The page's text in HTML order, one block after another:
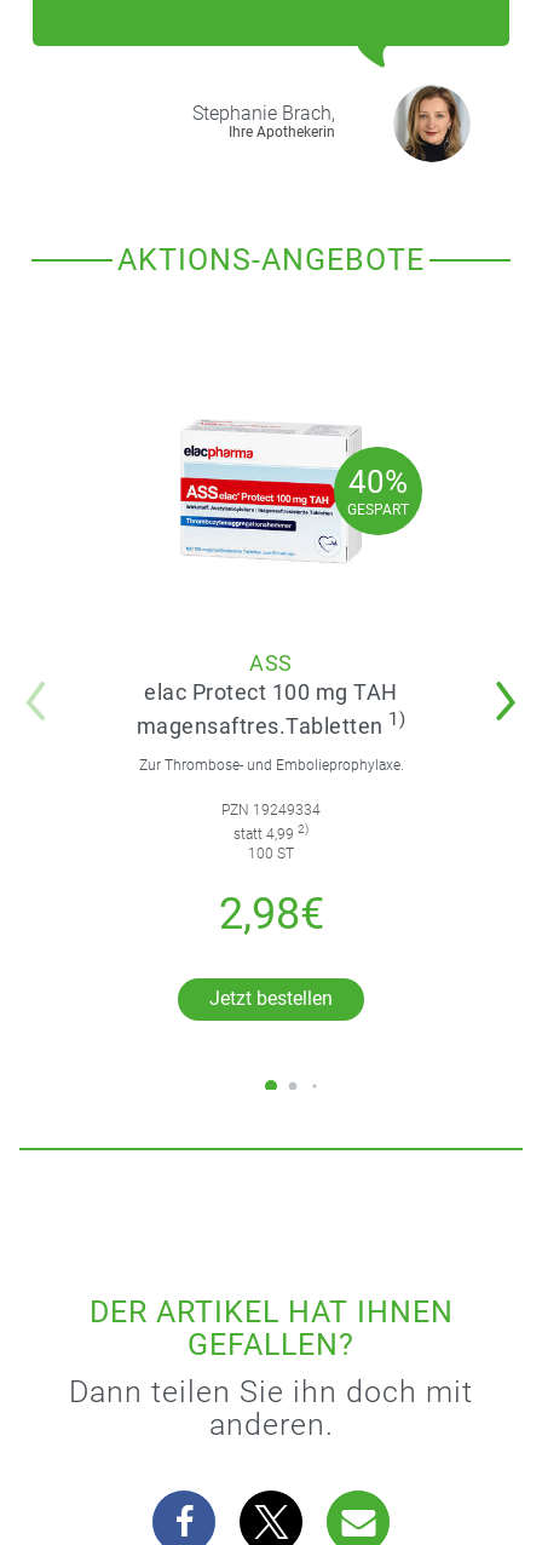
Stephanie Brach,
Ihre Apothekerin
AKTIONS-ANGEBOTE
40%
GESPART
40%
GESPART
ASS
elac Protect 100 mg TAH
magensaftres.Tabletten 1)
Zur Thrombose- und Embolieprophylaxe.
PZN 19249334
statt 4,99 2)
100 ST
2,98€
Jetzt bestellen
DER ARTIKEL HAT IHNEN
GEFALLEN?
Dann teilen Sie ihn doch mit
anderen.